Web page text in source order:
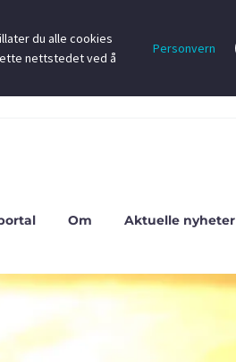
Om Aktuelle nyheter
du alle cookies
nettstedet ved å
Personvern